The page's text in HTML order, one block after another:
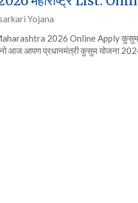
Yojana
2026 Online Apply कुसुम
आज आपण प्रधानमंत्री कुसुम योजना